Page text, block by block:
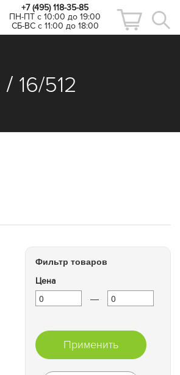
+7 (495) 118-35-85
ПН-ПТ с 10:00 до 19:00
СБ-ВС с 11:00 до 18:00
/ 16/512
Фильтр товаров
Цена
—
Применить